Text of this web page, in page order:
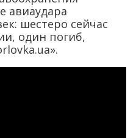
авиаудара
шестеро сейчас
один погиб,